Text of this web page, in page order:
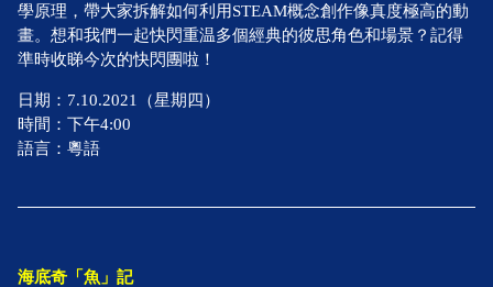
學原理，帶大家拆解如何利用STEAM概念創作像真度極高的動
畫。想和我們一起快閃重温多個經典的彼思角色和場景？記得
準時收睇今次的快閃團啦！
日期：7.10.2021（星期四）
時間：下午4:00
語言：粵語
海底奇「魚」記